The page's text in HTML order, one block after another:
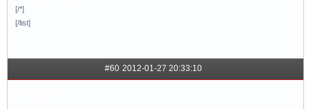
[/*]
[/list]
#60 2012-01-27 20:33:10